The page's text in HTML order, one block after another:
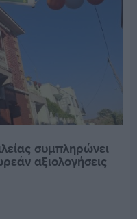
συμπληρώνει
αξιολογήσεις